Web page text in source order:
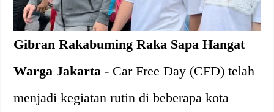
Gibran Rakabuming Raka Sapa Hangat
Warga Jakarta - Car Free Day (CFD) telah
menjadi kegiatan rutin di beberapa kota